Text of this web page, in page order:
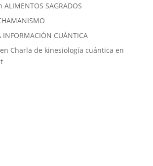
ALIMENTOS SAGRADOS
INFORMACIÓN CUÁNTICA
en Charla de kinesiología cuántica en